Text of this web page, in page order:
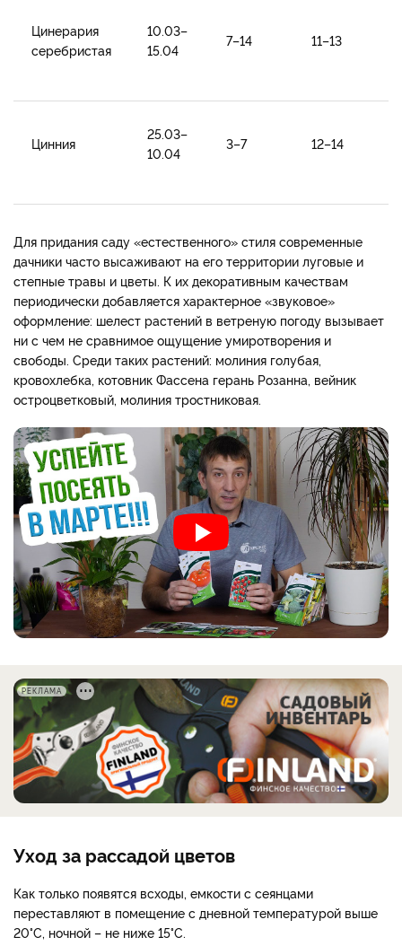
Цинерария
серебристая
10.03–
15.04
7–14 11–13
Цинния
25.03–
10.04
3–7 12–14
Для придания саду «естественного» стиля современные
дачники часто высаживают на его территории луговые и
степные травы и цветы. К их декоративным качествам
периодически добавляется характерное «звуковое»
оформление: шелест растений в ветреную погоду вызывает
ни с чем не сравнимое ощущение умиротворения и
свободы. Среди таких растений: молиния голубая,
кровохлебка, котовник Фассена герань Розанна, вейник
остроцветковый, молиния тростниковая.
РЕКЛАМА
Уход за рассадой цветов
Как только появятся всходы, емкости с сеянцами
переставляют в помещение с дневной температурой выше
20°С, ночной – не ниже 15°С.